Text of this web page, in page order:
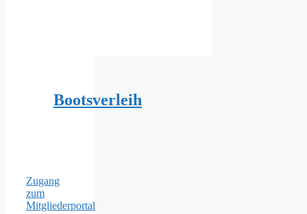
Bootsverleih
Zugang
zum
Mitgliederportal